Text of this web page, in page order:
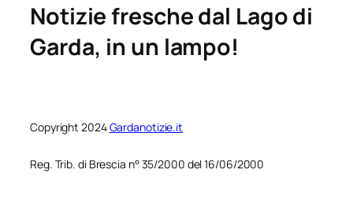
Notizie fresche dal Lago di
Garda, in un lampo!
Copyright 2024Gardanotizie.it
Reg. Trib. di Brescia n° 35/2000 del 16/06/2000